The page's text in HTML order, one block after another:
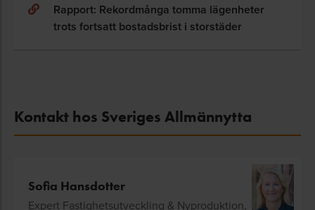
Rapport: Rekordmånga tomma lägenheter
trots fortsatt bostadsbrist i storstäder
Kontakt hos Sveriges Allmännytta
Sofia Hansdotter
Expert Fastighetsutveckling & Nyproduktion,